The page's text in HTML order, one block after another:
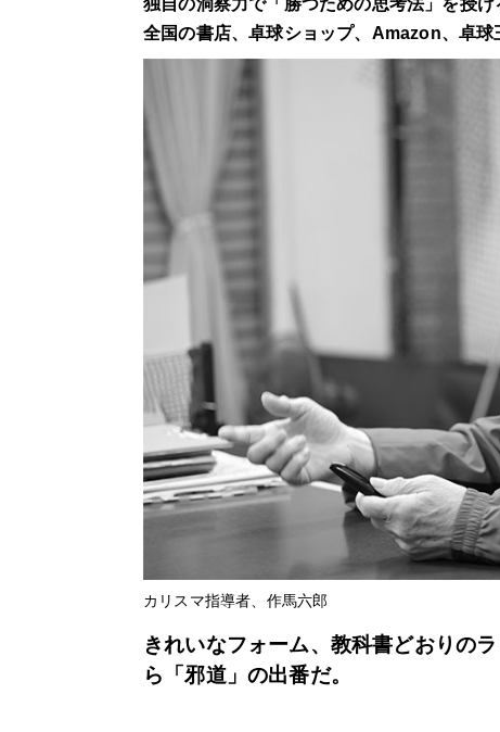
独自の洞察力で「勝つための思考法」を授け
全国の書店、卓球ショップ、Amazon、卓球
カリスマ指導者、作馬六郎
きれいなフォーム、教科書どおりの
ら「邪道」の出番だ。